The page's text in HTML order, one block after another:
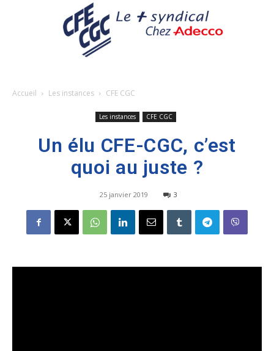
Accueil Les instances CFE CGC
Les instances CFE CGC
Un élu CFE-CGC, c’est
quoi au juste ?
25 janvier 2019 3